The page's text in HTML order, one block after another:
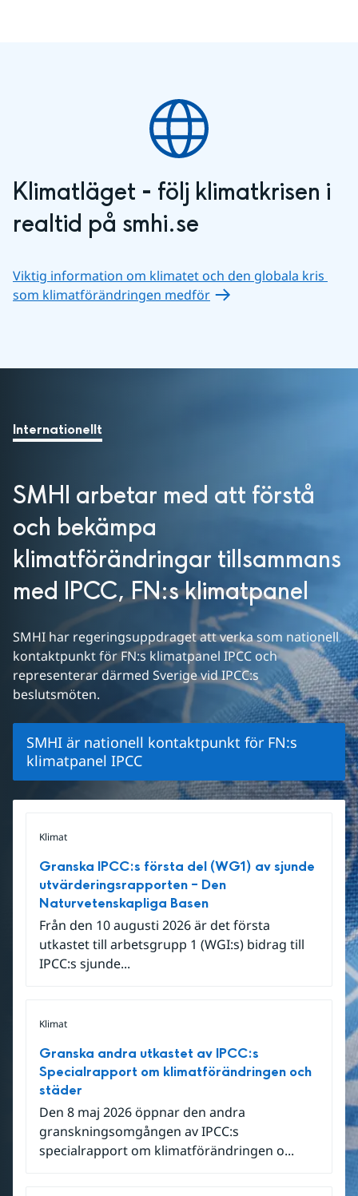
Klimatläget - följ klimatkrisen i
realtid på smhi.se
Viktig information om klimatet och den globala kris
som klimatförändringen medför
Internationellt
SMHI arbetar med att förstå
och bekämpa
klimatförändringar tillsammans
med IPCC, FN:s klimatpanel
SMHI har regeringsuppdraget att verka som nationell
kontaktpunkt för FN:s klimatpanel IPCC och
representerar därmed Sverige vid IPCC:s
beslutsmöten.
SMHI är nationell kontaktpunkt för FN:s
klimatpanel IPCC
Klimat
Granska IPCC:s första del (WG1) av sjunde
utvärderingsrapporten – Den
Naturvetenskapliga Basen
Från den 10 augusti 2026 är det första
utkastet till arbetsgrupp 1 (WGI:s) bidrag till
IPCC:s sjunde...
Klimat
Granska andra utkastet av IPCC:s
Specialrapport om klimatförändringen och
städer
Den 8 maj 2026 öppnar den andra
granskningsomgången av IPCC:s
specialrapport om klimatförändringen o...